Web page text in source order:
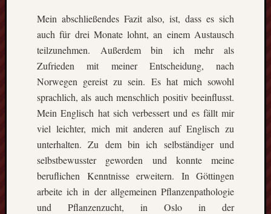
Mein abschließendes Fazit also, ist, dass es sich
auch für drei Monate lohnt, an einem Austausch
teilzunehmen. Außerdem bin ich mehr als
Zufrieden mit meiner Entscheidung, nach
Norwegen gereist zu sein. Es hat mich sowohl
sprachlich, als auch menschlich positiv beeinflusst.
Mein Englisch hat sich verbessert und es fällt mir
viel leichter, mich mit anderen auf Englisch zu
unterhalten. Zu dem bin ich selbständiger und
selbstbewusster geworden und konnte meine
beruflichen Kenntnisse erweitern. In Göttingen
arbeite ich in der allgemeinen Pflanzenpathologie
und Pflanzenzucht, in Oslo in der